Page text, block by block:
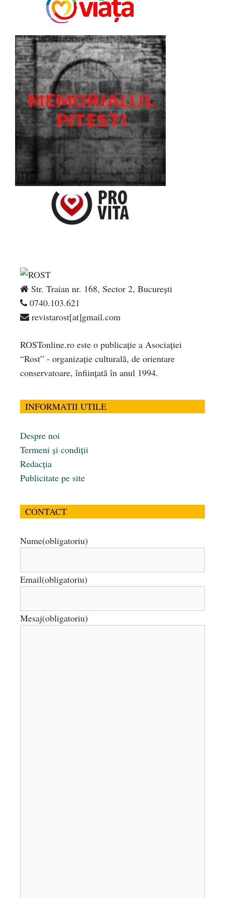
Str. Traian nr. 168, Sector 2, București
0740.103.621
revistarost[at]gmail.com
ROSTonline.ro este o publicaţie a Asociaţiei
“Rost” - organizaţie culturală, de orientare
conservatoare, înfiinţată în anul 1994.
INFORMATII UTILE
Despre noi
Termeni și condiții
Redacția
Publicitate pe site
CONTACT
Nume(obligatoriu)
Email(obligatoriu)
Mesaj(obligatoriu)